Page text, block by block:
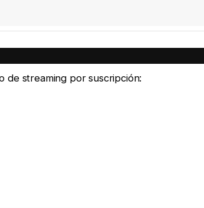
de streaming por suscripción: